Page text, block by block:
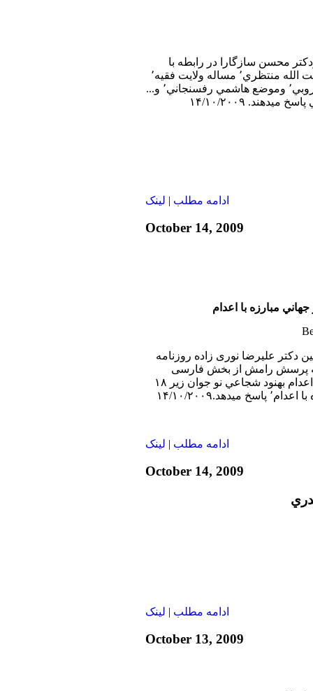
محسن سازگارا در رابطه با
جنبش دانشجوئي٬‌ بيانيه آيت الله منتظري٬ مساله ولايت فقيه٬
جنبش سبز٬ فشارها بر كروبي٬‌ وموضع هاشمي رفسنجاني٬ و...
۱۴/۱۰/۲۰۰۹
ادامه مطلب | لينک
October 14, 2009
مبارزه با اعدام
دکتر عليرضا نوری زاده روزنامه
به پرسش رامش از بخش فارسی
صدای آمريكا در رابطه با اعدام بهنود شجاعي نو جوان زير ۱۸
ادامه مطلب | لينک
October 14, 2009
ادامه مطلب | لينک
October 13, 2009